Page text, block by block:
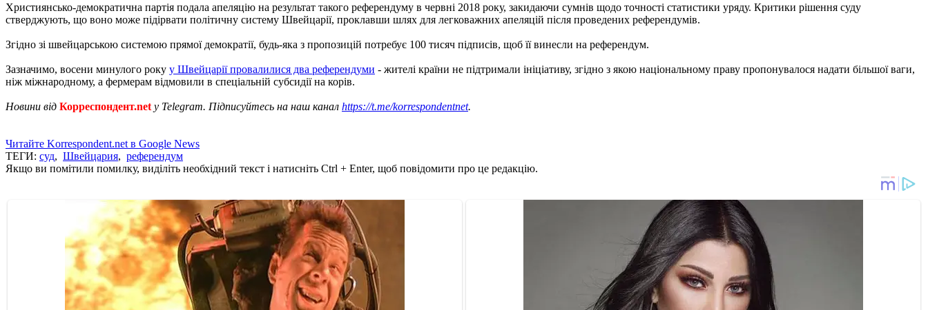
Християнсько-демократична партія подала апеляцію на результат такого референдуму в червні 2018 року, закидаючи сумнів щодо точності статистики уряду. Критики рішення суду
стверджують, що воно може підірвати політичну систему Швейцарії, проклавши шлях для легковажних апеляцій після проведених референдумів.
Згідно зі швейцарською системою прямої демократії, будь-яка з пропозицій потребує 100 тисяч підписів, щоб її винесли на референдум.
Зазначимо, восени минулого року у Швейцарії провалилися два референдуми - жителі країни не підтримали ініціативу, згідно з якою національному праву пропонувалося надати більшої ваги,
ніж міжнародному, а фермерам відмовили в спеціальній субсидії на корів.
Новини від Корреспондент.net у Telegram. Підписуйтесь на наш канал https://t.me/korrespondentnet.
Читайте Korrespondent.net в Google News
ТЕГИ: суд, Швейцария, референдум
Якщо ви помітили помилку, виділіть необхідний текст і натисніть Ctrl + Enter, щоб повідомити про це редакцію.